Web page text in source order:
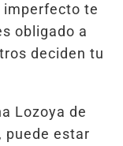
imperfecto te
obligado a
deciden tu
Lozoya de
puede estar